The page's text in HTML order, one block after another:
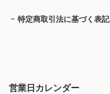
営業日カレンダー
特定商取引法に基づく表記